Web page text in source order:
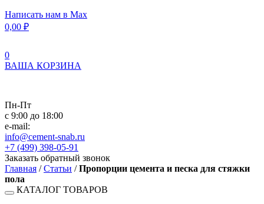
Написать нам в Max
0,00 ₽
0
ВАША КОРЗИНА
Пн-Пт
с 9:00 до 18:00
e-mail:
info@cement-snab.ru
+7 (499) 398-05-91
Заказать обратный звонок
Главная /Статьи /Пропорции цемента и песка для стяжки
пола
КАТАЛОГ ТОВАРОВ